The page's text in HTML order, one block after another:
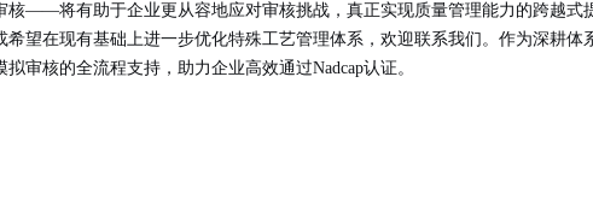
核——将有助于企业更从容地应对审核挑战，真正实现质量管理能力的跨越式
希望在现有基础上进一步优化特殊工艺管理体系，欢迎联系我们。作为深耕
审核的全流程支持，助力企业高效通过Nadcap认证。